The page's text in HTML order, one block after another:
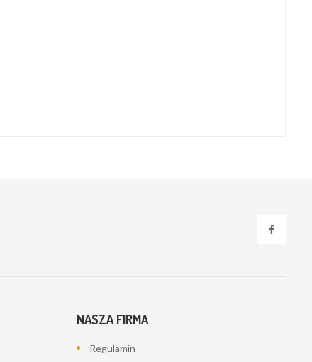
NASZA FIRMA
Regulamin